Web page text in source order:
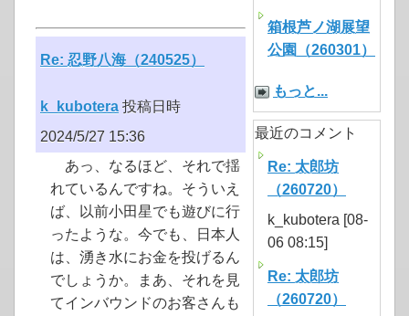
Re: 忍野八海（240525）
k_kubotera 投稿日時
2024/5/27 15:36
あっ、なるほど、それで揺
れているんですね。そういえ
ば、以前小田星でも遊びに行
ったような。今でも、日本人
は、湧き水にお金を投げるん
でしょうか。まあ、それを見
てインバウンドのお客さんも
箱根芦ノ湖展望
公園（260301）
もっと...
最近のコメント
Re: 太郎坊
（260720）
k_kubotera [08-
06 08:15]
Re: 太郎坊
（260720）